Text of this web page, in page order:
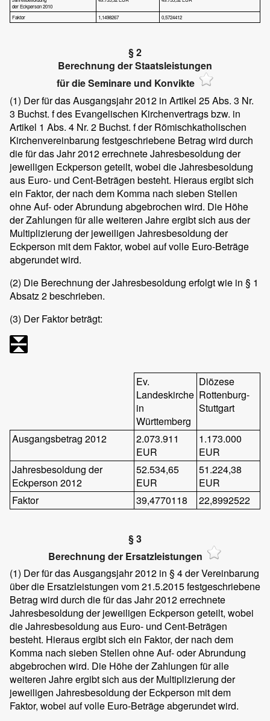
der Eckperson 2010
Faktor 1,1498267 0,5724412
§ 2
Berechnung der Staatsleistungen
für die Seminare und Konvikte
(1) Der für das Ausgangsjahr 2012 in Artikel 25 Abs. 3 Nr.
3 Buchst. f des Evangelischen Kirchenvertrags bzw. in
Artikel 1 Abs. 4 Nr. 2 Buchst. f der Römischkatholischen
Kirchenvereinbarung festgeschriebene Betrag wird durch
die für das Jahr 2012 errechnete Jahresbesoldung der
jeweiligen Eckperson geteilt, wobei die Jahresbesoldung
aus Euro- und Cent-Beträgen besteht. Hieraus ergibt sich
ein Faktor, der nach dem Komma nach sieben Stellen
ohne Auf- oder Abrundung abgebrochen wird. Die Höhe
der Zahlungen für alle weiteren Jahre ergibt sich aus der
Multiplizierung der jeweiligen Jahresbesoldung der
Eckperson mit dem Faktor, wobei auf volle Euro-Beträge
abgerundet wird.
(2) Die Berechnung der Jahresbesoldung erfolgt wie in § 1
Absatz 2 beschrieben.
(3) Der Faktor beträgt:
Ev.
Landeskirche
in
Württemberg
Diözese
Rottenburg-
Stuttgart
Ausgangsbetrag 2012
2.073.911
EUR
1.173.000
EUR
Jahresbesoldung der
Eckperson 2012
52.534,65
EUR
51.224,38
EUR
Faktor
39,4770118 22,8992522
§ 3
Berechnung der Ersatzleistungen
(1) Der für das Ausgangsjahr 2012 in § 4 der Vereinbarung
über die Ersatzleistungen vom 21.5.2015 festgeschriebene
Betrag wird durch die für das Jahr 2012 errechnete
Jahresbesoldung der jeweiligen Eckperson geteilt, wobei
die Jahresbesoldung aus Euro- und Cent-Beträgen
besteht. Hieraus ergibt sich ein Faktor, der nach dem
Komma nach sieben Stellen ohne Auf- oder Abrundung
abgebrochen wird. Die Höhe der Zahlungen für alle
weiteren Jahre ergibt sich aus der Multiplizierung der
jeweiligen Jahresbesoldung der Eckperson mit dem
Faktor, wobei auf volle Euro-Beträge abgerundet wird.